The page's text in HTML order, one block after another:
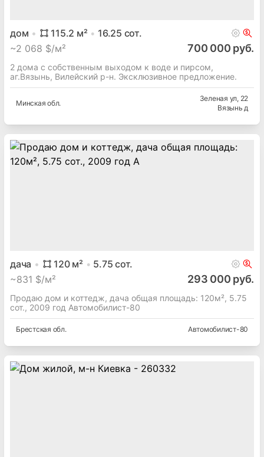
дом 115.2 м² 16.25 сот.
~2 068 $/м² 700 000 руб.
2 дома с собственным выходом к воде и пирсом,
аг.Вязынь, Вилейский р-н. Эксклюзивное предложение.
Минская обл.
Зеленая ул, 22
Вязынь д
дача 120м² 5.75 сот.
~831 $/м² 293 000 руб.
Продаю дом и коттедж, дача общая площадь: 120м², 5.75
сот., 2009 год Автомобилист-80
Брестская обл. Автомобилист-80